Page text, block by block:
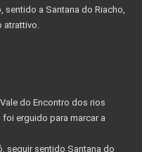
a Santana do Riacho,
do Encontro dos rios
foi erguido para marcar a
seguir sentido Santana do